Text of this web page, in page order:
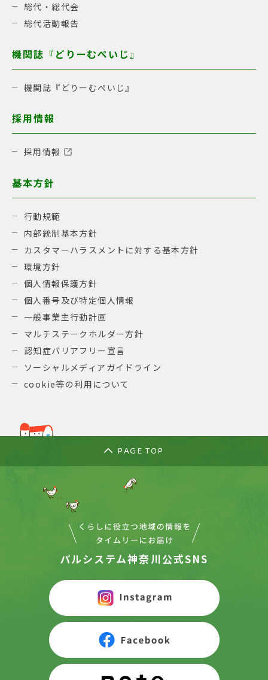
総代・総代会
総代活動報告
機関誌『どりーむぺいじ』
機関誌『どりーむぺいじ』
採用情報
採用情報
基本方針
行動規範
内部統制基本方針
カスタマーハラスメントに対する基本方針
環境方針
個人情報保護方針
個人番号及び特定個人情報
一般事業主行動計画
マルチステークホルダー方針
認知症バリアフリー宣言
ソーシャルメディアガイドライン
cookie等の利用について
PAGE TOP
パルシステム神奈川公式SNS